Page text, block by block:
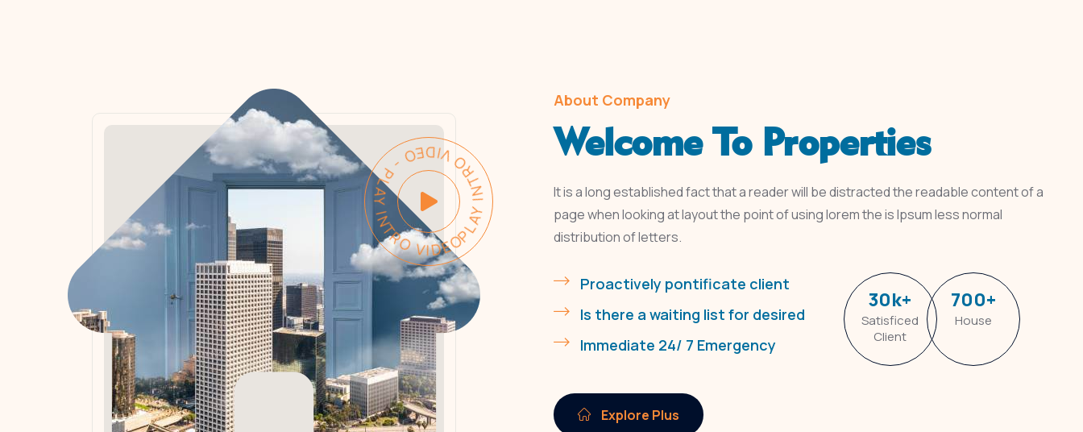
PLAY INTRO VIDEO - PLAY INTRO VIDEO -
About Company
Welcome To Properties
It is a long established fact that a reader will be distracted the readable content of a
page when looking at layout the point of using lorem the is Ipsum less normal
distribution of letters.
Proactively pontificate client
Is there a waiting list for desired
Immediate 24/ 7 Emergency
30k+
Satisficed
Client
700+
House
Explore Plus